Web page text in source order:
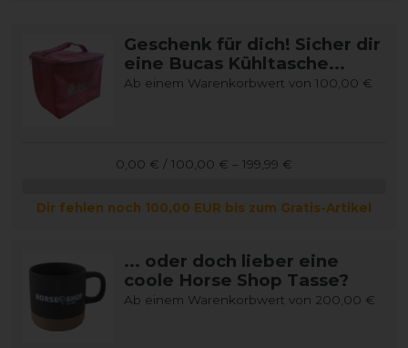
Geschenk für dich! Sicher dir
eine Bucas Kühltasche...
Ab einem Warenkorbwert von 100,00 €
0,00 € / 100,00 € – 199,99 €
Dir fehlen noch 100,00 EUR bis zum Gratis-Artikel
... oder doch lieber eine
coole Horse Shop Tasse?
Ab einem Warenkorbwert von 200,00 €